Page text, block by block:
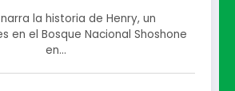
la historia de Henry, un
en el Bosque Nacional Shoshone
en…